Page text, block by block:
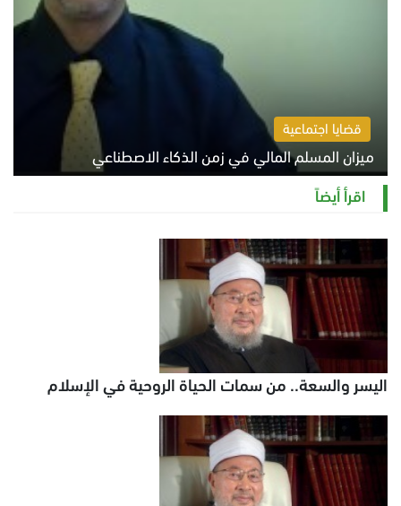
قضايا اجتماعية
ميزان المسلم المالي في زمن الذكاء الاصطناعي
السبت 8 أغسطس 2026 11:21 ص
اقرأ أيضاً
اليسر والسعة.. من سمات الحياة الروحية في الإسلام